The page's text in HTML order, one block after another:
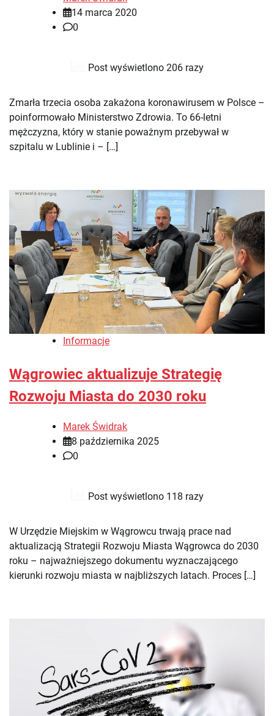
14 marca 2020
0
Post wyświetlono 206 razy
Zmarła trzecia osoba zakażona koronawirusem w Polsce –
poinformowało Ministerstwo Zdrowia. To 66-letni
mężczyzna, który w stanie poważnym przebywał w
szpitalu w Lublinie i – […]
Informacje
Wągrowiec aktualizuje Strategię
Rozwoju Miasta do 2030 roku
Marek Świdrak
8 października 2025
0
Post wyświetlono 118 razy
W Urzędzie Miejskim w Wągrowcu trwają prace nad
aktualizacją Strategii Rozwoju Miasta Wągrowca do 2030
roku – najważniejszego dokumentu wyznaczającego
kierunki rozwoju miasta w najbliższych latach. Proces […]